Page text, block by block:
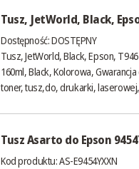
Tusz, JetWorld, Black,
Dostępność:DOSTĘPNY
Tusz, JetWorld, Black, Epson,
160ml, Black, Kolorowa,
toner, tusz,do, drukarki,
Tusz Asarto do Epson
Kod produktu: AS-E9454YXXN